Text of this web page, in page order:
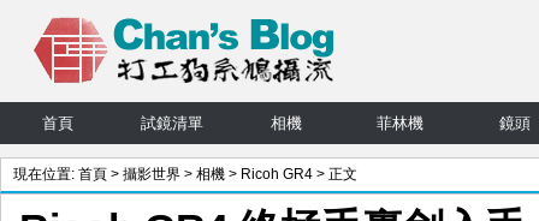
首頁 試鏡清單 相機 菲林機 鏡頭
現在位置: 首頁 > 攝影世界 > 相機 > Ricoh GR4 > 正文